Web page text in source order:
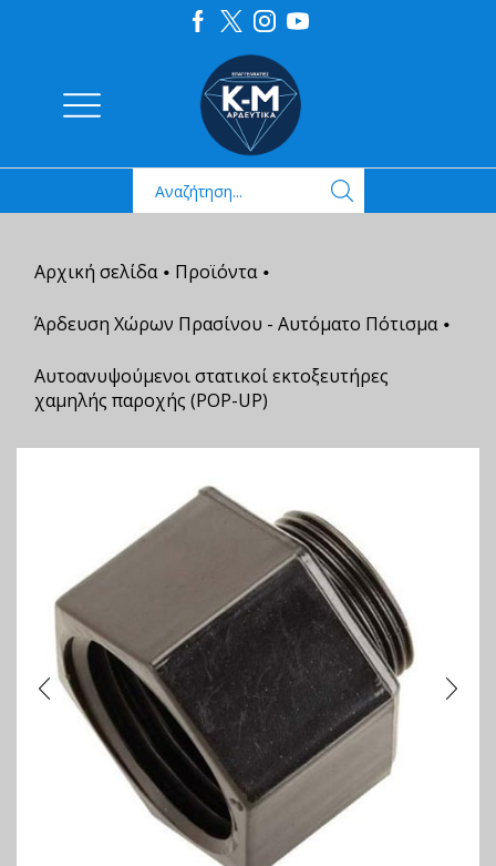
Αρχική σελίδα • Προϊόντα •
Άρδευση Χώρων Πρασίνου - Αυτόματο Πότισμα •
Αυτοανυψούμενοι στατικοί εκτοξευτήρες
χαμηλής παροχής (POP-UP)